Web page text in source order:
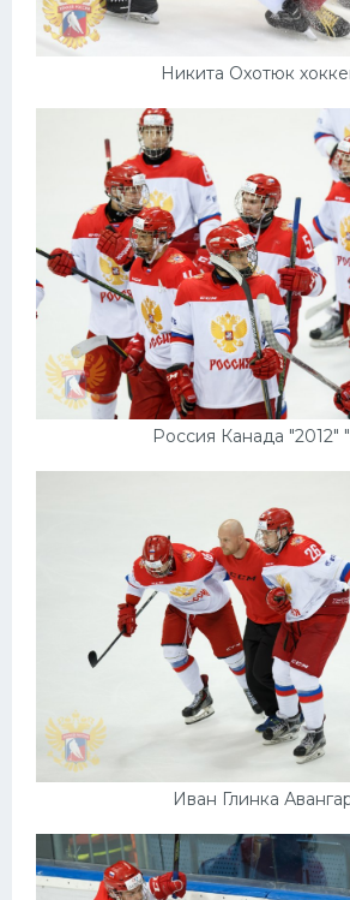
Никита Охотюк
Россия Канада "2012"
Иван Глинка